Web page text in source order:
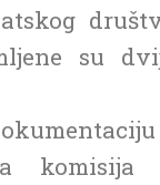
su
komisija